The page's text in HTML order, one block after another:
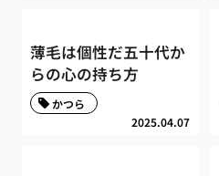
薄毛は個性だ五十代か
らの心の持ち方
2025.04.07
かつら